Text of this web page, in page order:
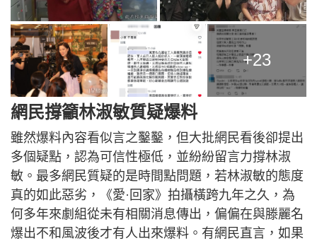
+23
網民撐籲林淑敏質疑爆料
雖然爆料內容看似言之鑿鑿，但大批網民看後卻提出
多個疑點，認為可信性極低，並紛紛留言力撐林淑
敏。最多網民質疑的是時間點問題，若林淑敏的態度
真的如此惡劣，《愛·回家》拍攝橫跨九年之久，為
何多年來劇組從未有相關消息傳出，偏偏在與滕麗名
爆出不和風波後才有人出來爆料。有網民直言，如果